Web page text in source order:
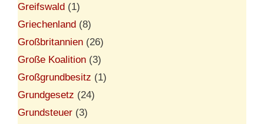
Greifswald (1)
Griechenland (8)
Großbritannien (26)
Große Koalition (3)
Großgrundbesitz (1)
Grundgesetz (24)
Grundsteuer (3)